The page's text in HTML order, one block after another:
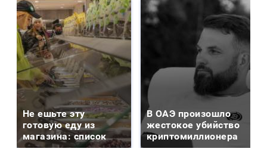
Не ешьте эту
готовую еду из
магазина: список
В ОАЭ произошло
жестокое убийство
криптомиллионера